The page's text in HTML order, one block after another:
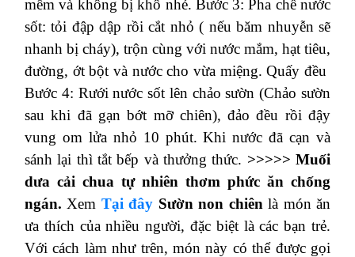
mềm và không bị khô nhé. Bước 3: Pha chế nước
sốt: tỏi đập dập rồi cắt nhỏ ( nếu băm nhuyễn sẽ
nhanh bị cháy), trộn cùng với nước mắm, hạt tiêu,
đường, ớt bột và nước cho vừa miệng. Quấy đều
Bước 4: Rưới nước sốt lên chảo sườn (Chảo sườn
sau khi đã gạn bớt mỡ chiên), đảo đều rồi đậy
vung om lửa nhỏ 10 phút. Khi nước đã cạn và
sánh lại thì tắt bếp và thưởng thức. >>>>> Muối
dưa cải chua tự nhiên thơm phức ăn chống
ngán. Xem Tại đây Sườn non chiên là món ăn
ưa thích của nhiều người, đặc biệt là các bạn trẻ.
Với cách làm như trên, món này có thể được gọi